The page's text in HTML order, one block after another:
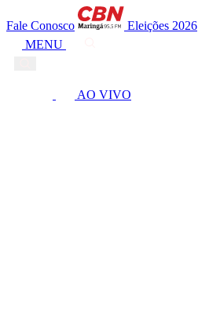
Fale Conosco
Eleições 2026
MENU
AO VIVO